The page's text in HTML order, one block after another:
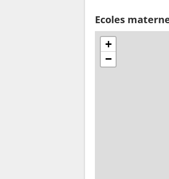
Ecoles
+
−